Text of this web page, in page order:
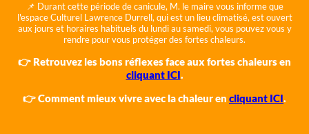
📌 Durant cette période de canicule, M. le maire vous informe que
l'espace Culturel Lawrence Durrell, qui est un lieu climatisé, est ouvert
aux jours et horaires habituels du lundi au samedi, vous pouvez vous y
rendre pour vous protéger des fortes chaleurs.
👉 Retrouvez les bons réflexes face aux fortes chaleurs en
cliquant ICI.
👉 Comment mieux vivre avec la chaleur en cliquant ICI.